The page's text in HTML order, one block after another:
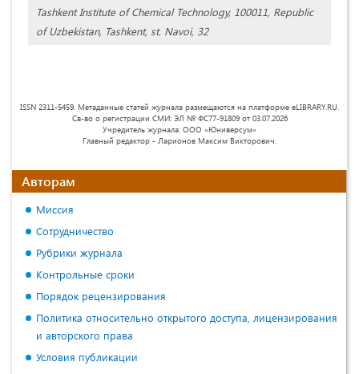
Tashkent Institute of Chemical Technology, 100011, Republic
of Uzbekistan, Tashkent, st. Navoi, 32
ISSN 2311-5459. Метаданные статей журнала размещаются на платформе eLIBRARY.RU.
Св-во о регистрации СМИ: ЭЛ № ФС77-91809 от 03.07.2026
Учредитель журнала: ООО «Юниверсум»
Главный редактор - Ларионов Максим Викторович.
Авторам
Миссия
Сотрудничество
Рубрики журнала
Контрольные сроки
Порядок рецензирования
Политика относительно открытого доступа, лицензирования
и авторского права
Условия публикации